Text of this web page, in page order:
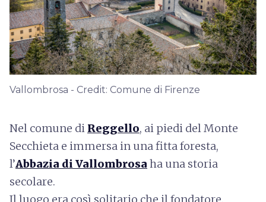
Vallombrosa - Credit: Comune di Firenze
Nel comune di Reggello, ai piedi del Monte
Secchieta e immersa in una fitta foresta,
l’Abbazia di Vallombrosa ha una storia
secolare.